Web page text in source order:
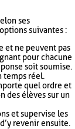
ses
suivantes :
et ne peuvent pas
pour chacune
soit soumise.
temps réel.
quel ordre et
des élèves sur un
et supervise les
revenir ensuite.